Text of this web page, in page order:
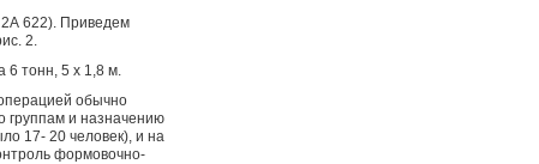
2А 622). Приведем
2.
6 тонн, 5 х 1,8 м.
обычно
группам и назначению
17- 20 человек), и на
формовочно-